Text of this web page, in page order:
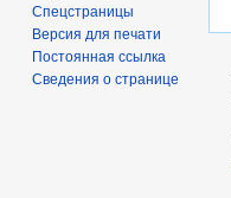
Спецстраницы
Версия для печати
Постоянная ссылка
Сведения о странице